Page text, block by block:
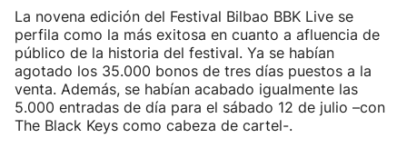
La novena edición del Festival Bilbao BBK Live se
perfila como la más exitosa en cuanto a afluencia de
público de la historia del festival. Ya se habían
agotado los 35.000 bonos de tres días puestos a la
venta. Además, se habían acabado igualmente las
5.000 entradas de día para el sábado 12 de julio –con
The Black Keys como cabeza de cartel-.